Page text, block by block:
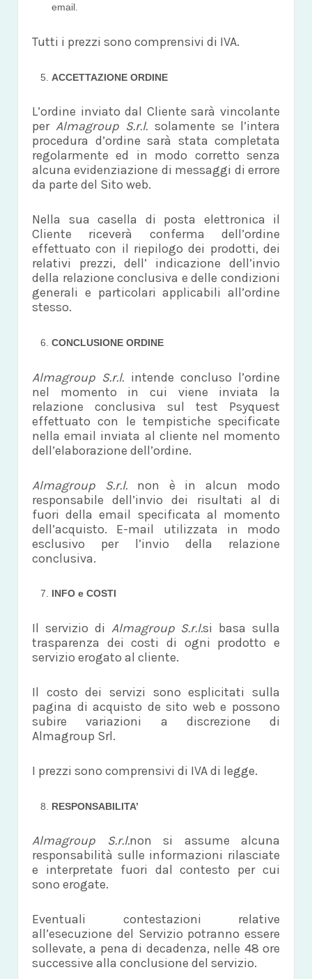
email.
Tutti i prezzi sono comprensivi di IVA.
ACCETTAZIONE ORDINE
L’ordine inviato dal Cliente sarà vincolante
perAlmagroup S.r.l. solamente se l’intera
procedura d’ordine sarà stata completata
regolarmente ed in modo corretto senza
alcuna evidenziazione di messaggi di errore
da parte del Sito web.
Nella sua casella di posta elettronica il
Cliente riceverà conferma dell’ordine
effettuato con il riepilogo dei prodotti, dei
relativi prezzi, dell’ indicazione dell’invio
della relazione conclusiva e delle condizioni
generali e particolari applicabili all’ordine
stesso.
CONCLUSIONE ORDINE
Almagroup S.r.l. intende concluso l’ordine
nel momento in cui viene inviata la
relazione conclusiva sul test Psyquest
effettuato con le tempistiche specificate
nella email inviata al cliente nel momento
dell’elaborazione dell’ordine.
Almagroup S.r.l.non è in alcun modo
responsabile dell’invio dei risultati al di
fuori della email specificata al momento
dell’acquisto. E-mail utilizzata in modo
esclusivo per l’invio della relazione
conclusiva.
INFO e COSTI
Il servizio di Almagroup S.r.l.si basa sulla
trasparenza dei costi di ogni prodotto e
servizio erogato al cliente.
Il costo dei servizi sono esplicitati sulla
pagina di acquisto de sito web e possono
subire variazioni a discrezione di
Almagroup Srl.
I prezzi sono comprensivi di IVA di legge.
RESPONSABILITA’
Almagroup S.r.l.non si assume alcuna
responsabilità sulle informazioni rilasciate
e interpretate fuori dal contesto per cui
sono erogate.
Eventuali contestazioni relative
all’esecuzione del Servizio potranno essere
sollevate, a pena di decadenza, nelle 48 ore
successive alla conclusione del servizio.